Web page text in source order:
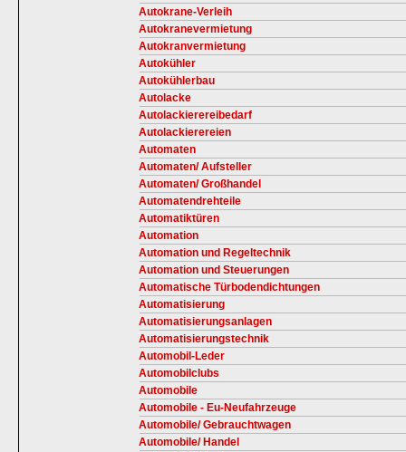
Autokrane-Verleih
Autokranevermietung
Autokranvermietung
Autokühler
Autokühlerbau
Autolacke
Autolackierereibedarf
Autolackierereien
Automaten
Automaten/ Aufsteller
Automaten/ Großhandel
Automatendrehteile
Automatiktüren
Automation
Automation und Regeltechnik
Automation und Steuerungen
Automatische Türbodendichtungen
Automatisierung
Automatisierungsanlagen
Automatisierungstechnik
Automobil-Leder
Automobilclubs
Automobile
Automobile - Eu-Neufahrzeuge
Automobile/ Gebrauchtwagen
Automobile/ Handel